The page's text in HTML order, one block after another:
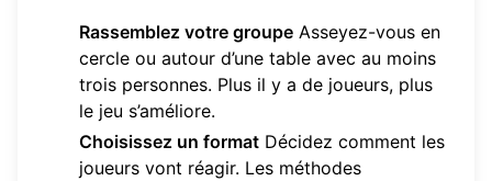
Rassemblez votre groupe Asseyez-vous en
cercle ou autour d’une table avec au moins
trois personnes. Plus il y a de joueurs, plus
le jeu s’améliore.
Choisissez un format Décidez comment les
joueurs vont réagir. Les méthodes